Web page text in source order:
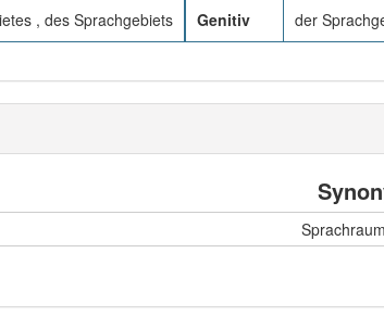
, des Sprachgebiets Genitiv der
Sprachraum